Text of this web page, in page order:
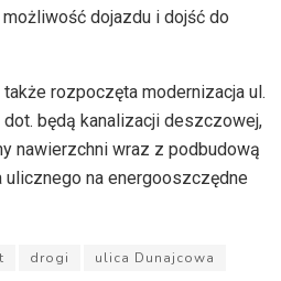
dojazdu i dojść do
rozpoczęta modernizacja ul.
dot. będą kanalizacji deszczowej,
nawierzchni wraz z podbudową
na energooszczędne
drogi
ulica Dunajcowa